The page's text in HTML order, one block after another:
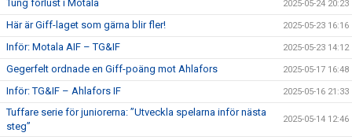
Tung förlust i Motala 2025-05-24 20:23
Här är Giff-laget som gärna blir fler! 2025-05-23 16:16
Inför: Motala AIF – TG&IF 2025-05-23 14:12
Gegerfelt ordnade en Giff-poäng mot Ahlafors 2025-05-17 16:48
Inför: TG&IF – Ahlafors IF 2025-05-16 21:33
Tuffare serie för juniorerna: ”Utveckla spelarna inför nästa
steg”
2025-05-14 12:46